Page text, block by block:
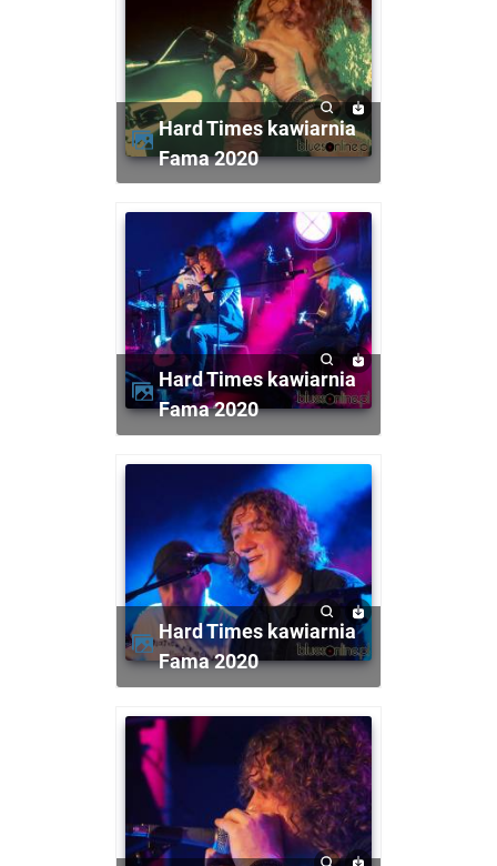
Hard Times kawiarnia
Fama 2020
Hard Times kawiarnia
Fama 2020
Hard Times kawiarnia
Fama 2020